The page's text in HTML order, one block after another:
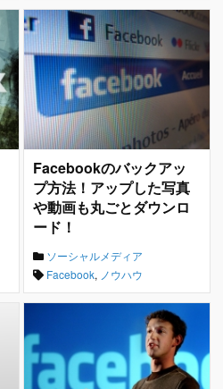
Facebookのバックアッ
プ方法！アップした写真
や動画も丸ごとダウンロ
ード！
ソーシャルメディア
Facebook, ノウハウ